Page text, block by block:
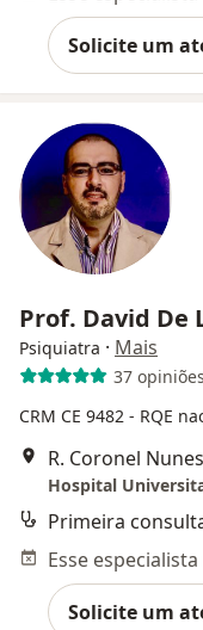
Solicite um
Prof. David De
Psiquiatra · Mais
37 opiniões
CRM CE 9482 - RQE
R. Coronel
Primeira
Solicite um